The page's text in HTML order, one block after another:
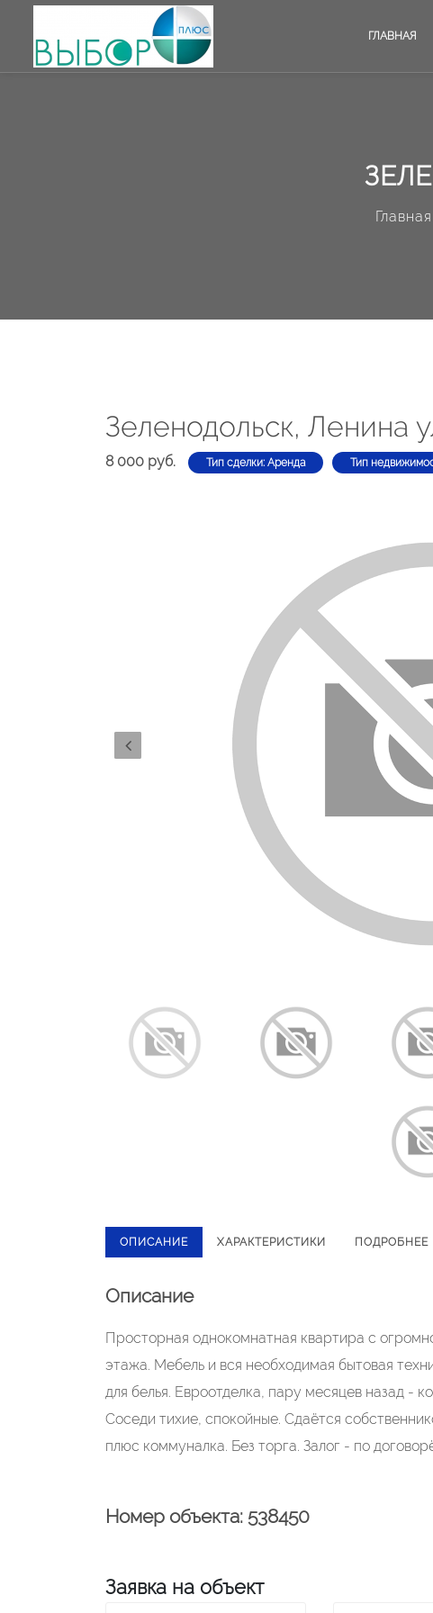
ГЛАВНАЯ
Главная
Зеленодольск, Ленина
8 000 руб. Тип сделки: Аренда Тип
ОПИСАНИЕ ХАРАКТЕРИСТИКИ ПОДРОБНЕЕ
Описание
Просторная однокомнатная квартира с
этажа. Мебель и вся необходимая бытовая
для белья. Евроотделка, пару месяцев назад -
Соседи тихие, спокойные. Сдаётся
плюс коммуналка. Без торга. Залог - по
Номер объекта: 538450
Заявка на объект